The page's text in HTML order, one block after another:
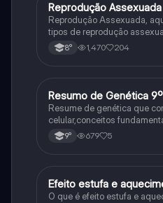
Ciência
Reprodução Assexuada
Reprodução Assexuada,
tipos de reprodução
ocorre a fusão de gametas.
8° 1,470 204
Ciência
Resumo de Genética
Resume de genética que
celular,conceitos
RNA9° 679 5
Ciência
Efeito estufa e
O que é efeito estufa e